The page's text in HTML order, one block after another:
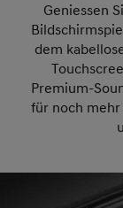
Geniessen
dem
Premium-
für noch mehr